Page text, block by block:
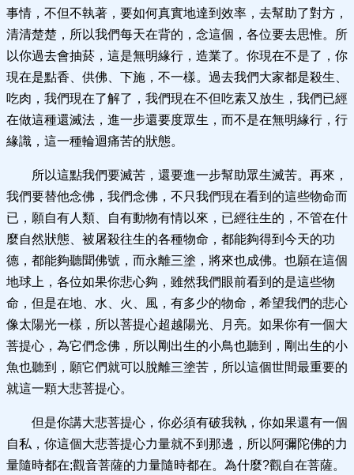
事情，不但不執著，要如何真實地達到效率，去幫助了對方，
清清楚楚，所以我們每天在背的，念這個，各位要去思惟。所
以你過去會抽菸，這是無明緣行，造業了。你現在不是了，你
現在是點香、供佛、下施，不一樣。過去我們大家都是殺生、
吃肉，我們現在了解了，我們現在不但吃素又放生，我們已經
在做這種還滅法，進一步還要度眾生，而不是在無明緣行，行
緣識，這一種輪迴痛苦的狀態。
所以這點我們要滅苦，還要進一步幫助眾生滅苦。再來，
我們要替他念佛，我們念佛，不只我們現在看到的這些物命而
已，願自有人類、自有動物有情以來，已經往生的，不管在什
麼自然狀態、被屠殺往生的各種物命，都能夠得到今天的功
德，都能夠聽聞佛號，而永離三塗，將來也成佛。也願在這個
地球上，各位如果你悲心夠，雖然我們眼前看到的是這些物
命，但是在地、水、火、風，有多少的物命，希望我們的悲心
像太陽光一樣，所以菩提心超越陽光、月亮。如果你有一個大
菩提心，為它們念佛，所以剛出生的小鳥也聽到，剛出生的小
魚也聽到，願它們就可以脫離三塗苦，所以這個世間最重要的
就這一顆大悲菩提心。
但是你講大悲菩提心，你必須有破我執，你如果還有一個
自私，你這個大悲菩提心力量就不到那邊，所以阿彌陀佛的力
量隨時都在;觀音菩薩的力量隨時都在。為什麼?觀自在菩薩。